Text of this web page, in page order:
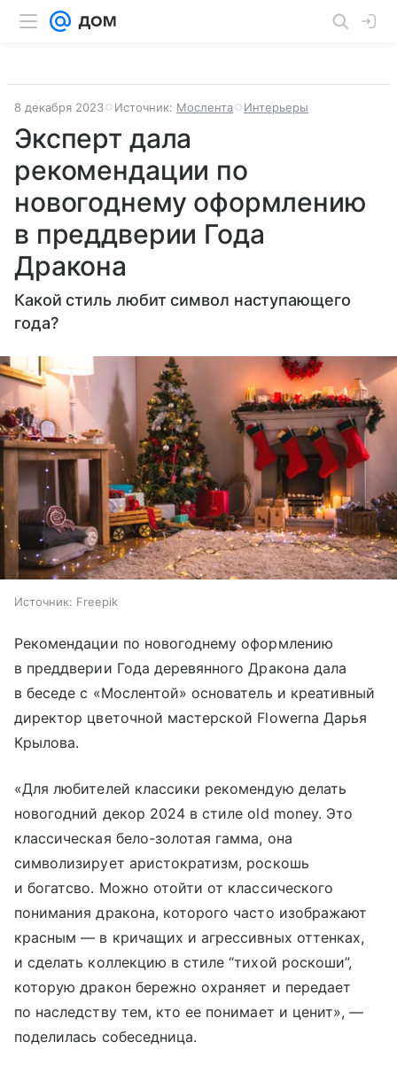
8 декабря 2023 Источник: Мослента Интерьеры
Эксперт дала
рекомендации по
новогоднему оформлению
в преддверии Года
Дракона
Какой стиль любит символ наступающего
года?
Источник: Freepik
Рекомендации по новогоднему оформлению
в преддверии Года деревянного Дракона дала
в беседе с «Мослентой» основатель и креативный
директор цветочной мастерской Flowerna Дарья
Крылова.
«Для любителей классики рекомендую делать
новогодний декор 2024 в стиле old money. Это
классическая бело-золотая гамма, она
символизирует аристократизм, роскошь
и богатсво. Можно отойти от классического
понимания дракона, которого часто изображают
красным — в кричащих и агрессивных оттенках,
и сделать коллекцию в стиле “тихой роскоши”,
которую дракон бережно охраняет и передает
по наследству тем, кто ее понимает и ценит», —
поделилась собеседница.